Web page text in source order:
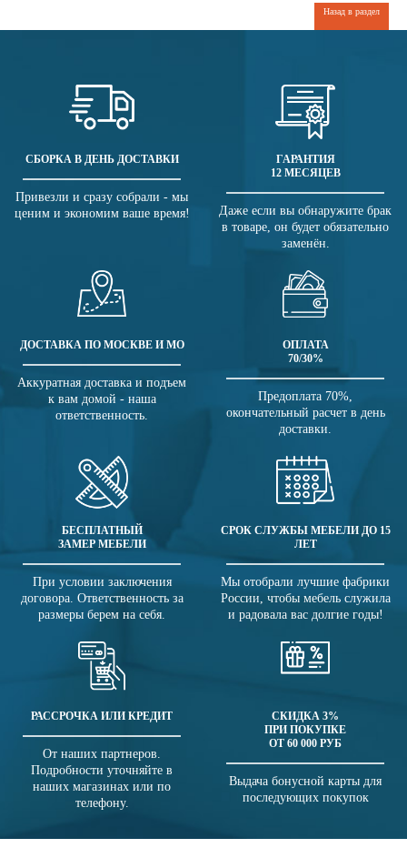
Назад в раздел
СБОРКА В ДЕНЬ ДОСТАВКИ
Привезли и сразу собрали - мы
ценим и экономим ваше время!
ГАРАНТИЯ
12 МЕСЯЦЕВ
Даже если вы обнаружите брак
в товаре, он будет обязательно
заменён.
ДОСТАВКА ПО МОСКВЕ И МО
Аккуратная доставка и подъем
к вам домой - наша
ответственность.
ОПЛАТА
70/30%
Предоплата 70%,
окончательный расчет в день
доставки.
БЕСПЛАТНЫЙ
ЗАМЕР МЕБЕЛИ
При условии заключения
договора. Ответственность за
размеры берем на себя.
СРОК СЛУЖБЫ МЕБЕЛИ ДО 15
ЛЕТ
Мы отобрали лучшие фабрики
России, чтобы мебель служила
и радовала вас долгие годы!
РАССРОЧКА ИЛИ КРЕДИТ
От наших партнеров.
Подробности уточняйте в
наших магазинах или по
телефону.
СКИДКА 3%
ПРИ ПОКУПКЕ
ОТ 60 000 РУБ
Выдача бонусной карты для
последующих покупок